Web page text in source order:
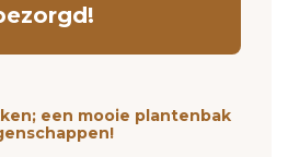
een mooie plantenbak